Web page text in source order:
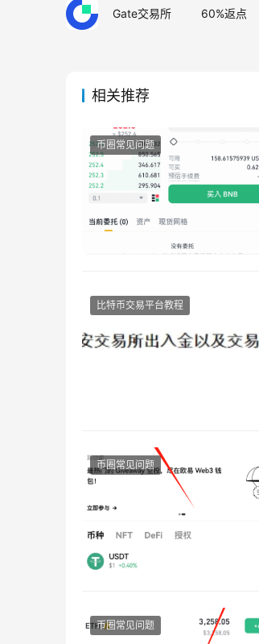
Gate交易所 60%返点
相关推荐
币圈常见问题
比特币交易平台教程
币圈常见问题
币圈常见问题